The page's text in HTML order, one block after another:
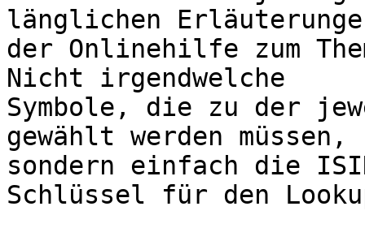
länglichen
der Onlinehilfe zum
Nicht irgendwelche
Symbole, die zu der
gewählt werden müssen,
sondern einfach die
Schlüssel für den